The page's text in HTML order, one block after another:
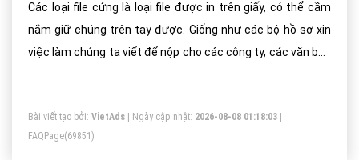
Các loại file cứng là loại file được in trên giấy, có thể cầm
nắm giữ chúng trên tay được. Giống như các bộ hồ sơ xin
việc làm chúng ta viết để nộp cho các công ty, các văn bản
Bài viết tạo bởi: VietAds | Ngày cập nhật: 2026-08-08 01:18:03
FAQPage(69851)